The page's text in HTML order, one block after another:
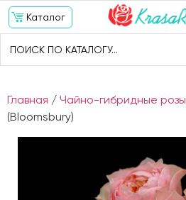
Каталог
Главная / Чайно-гибридные розы
(Bloomsbury)